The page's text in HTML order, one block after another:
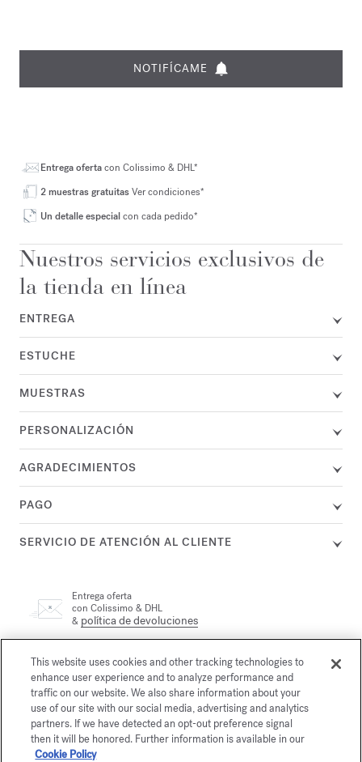
NOTIFÍCAME
Entrega ofertacon Colissimo & DHL*
2 muestras gratuitasVer condiciones*
Un detalle especialcon cada pedido*
Nuestros servicios exclusivos de
la tienda en línea
ENTREGA
ESTUCHE
MUESTRAS
PERSONALIZACIÓN
AGRADECIMIENTOS
PAGO
SERVICIO DE ATENCIÓN AL CLIENTE
Entrega oferta
con Colissimo & DHL
& política de devoluciones
Un agente se encuentra a su disposición por teléfono en el +33
(0)1 72 95 09 89 lunes de 9.00 a 19.00 h. y de martes a viernes
de 10.00 a 19.00 h., o por
correo electrónico
Pago seguro
This website uses cookies and other tracking technologies to
enhance user experience and to analyze performance and
traffic on our website. We also share information about your
use of our site with our social media, advertising and analytics
partners. If we have detected an opt-out preference signal
then it will be honored. Further information is available in our
Cookie Policy